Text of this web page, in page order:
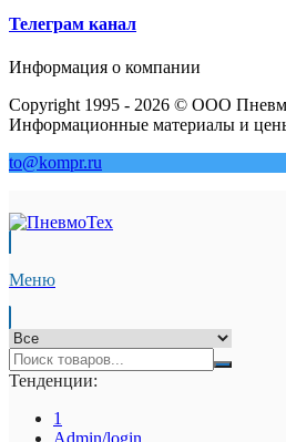
Телеграм канал
Информация о компании
Copyright 1995 - 2026 © ООО
Информационные материалы и
to@kompr.ru
Меню
Тенденции:
1